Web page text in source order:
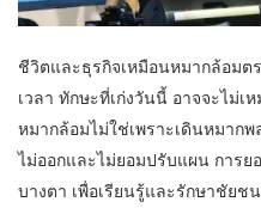
ชีวิตและธุรกิจเหมือนหมากล้อมตร
เวลา ทักษะที่เก่งวันนี้ อาจจะไม่
หมากล้อมไม่ใช่เพราะเดินหมาก
ไม่ออกและไม่ยอมปรับแผน การ
บางตา เพื่อเรียนรู้และรักษาชัยช